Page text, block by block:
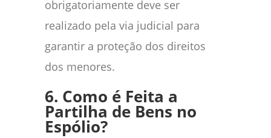
obrigatoriamente deve ser
realizado pela via judicial para
garantir a proteção dos direitos
dos menores.
6. Como é Feita a
Partilha de Bens no
Espólio?